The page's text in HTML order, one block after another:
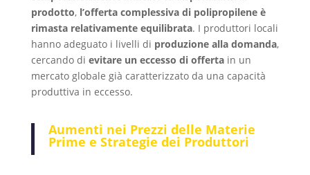
prodotto, l’offerta complessiva di polipropilene è
rimasta relativamente equilibrata. I produttori locali
hanno adeguato i livelli di produzione alla domanda,
cercando di evitare un eccesso di offertain un
mercato globale già caratterizzato da una capacità
produttiva in eccesso.
Aumenti nei Prezzi delle Materie
Prime e Strategie dei Produttori